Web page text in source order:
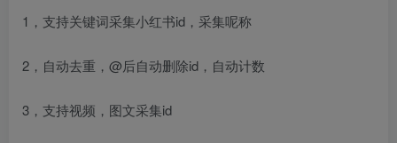
1，支持关键词采集小红书id，采集呢称
2，自动去重，@后自动删除id，自动计数
3，支持视频，图文采集id